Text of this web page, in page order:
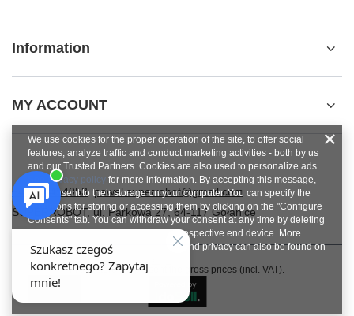
Information
MY ACCOUNT
+48784454053 pawel.superrobot@gmail.com
SUPERROBOT,ul. Parkowa 27,64-117Gołanice
In the store we present the gross prices (incl. VAT).
We use cookies for the proper operation of the site, to offer social
features, analyze traffic and conduct marketing activities - both by us
and our Trusted Partners. Cookies are also used to personalize ads.
privacy policy for more information. By accepting this message,
you consent to their storage on your computer. You can specify the
conditions for storing or accessing them by clicking on the "Configure
Consents" tab. You can withdraw your consent at any time by deleting
cookies from your browser from the respective end device. More
information on terms and conditions and privacy can also be found on
Google's Privacy and Terms page
Close